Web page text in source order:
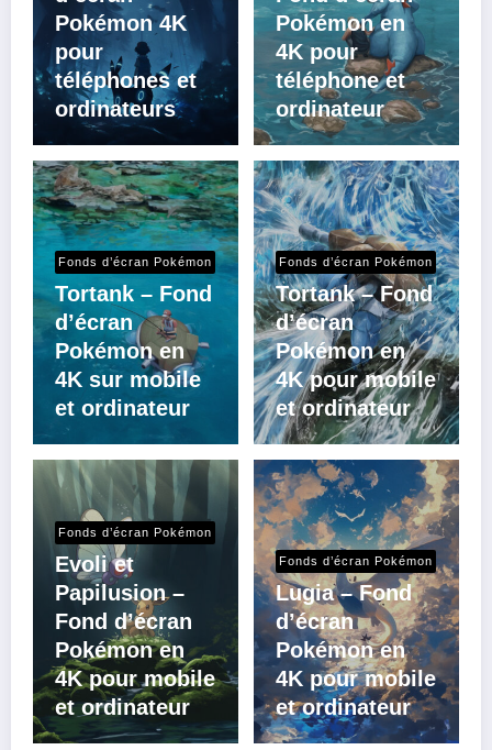
Pokémon 4K
pour
téléphones et
ordinateurs
Pokémon en
4K pour
téléphone et
ordinateur
Fonds d’écran Pokémon
Tortank – Fond
d’écran
Pokémon en
4K sur mobile
et ordinateur
Fonds d’écran Pokémon
Tortank – Fond
d’écran
Pokémon en
4K pour mobile
et ordinateur
Fonds d’écran Pokémon
Evoli et
Papilusion –
Fond d’écran
Pokémon en
4K pour mobile
et ordinateur
Fonds d’écran Pokémon
Lugia – Fond
d’écran
Pokémon en
4K pour mobile
et ordinateur